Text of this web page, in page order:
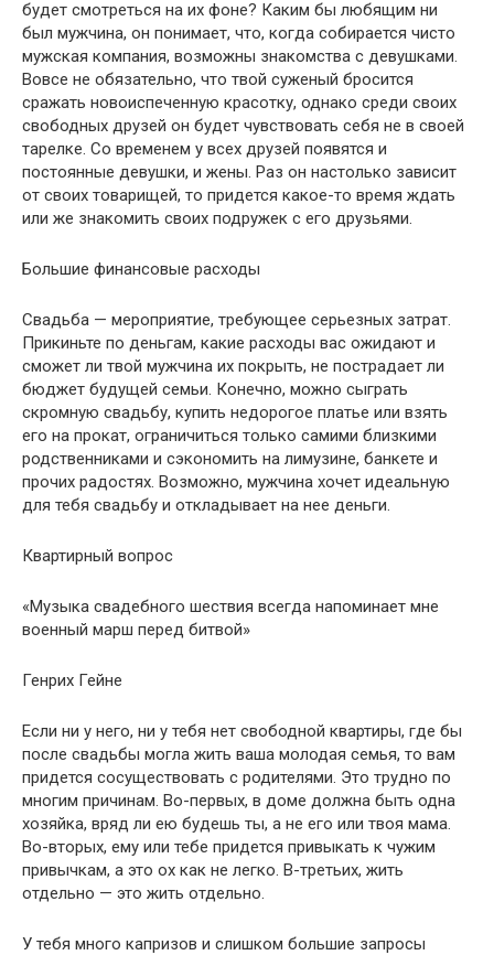
будет смотреться на их фоне? Каким бы любящим ни
был мужчина, он понимает, что, когда собирается чисто
мужская компания, возможны знакомства с девушками.
Вовсе не обязательно, что твой суженый бросится
сражать новоиспеченную красотку, однако среди своих
свободных друзей он будет чувствовать себя не в своей
тарелке. Со временем у всех друзей появятся и
постоянные девушки, и жены. Раз он настолько зависит
от своих товарищей, то придется какое-то время ждать
или же знакомить своих подружек с его друзьями.
Большие финансовые расходы
Свадьба — мероприятие, требующее серьезных затрат.
Прикиньте по деньгам, какие расходы вас ожидают и
сможет ли твой мужчина их покрыть, не пострадает ли
бюджет будущей семьи. Конечно, можно сыграть
скромную свадьбу, купить недорогое платье или взять
его на прокат, ограничиться только самими близкими
родственниками и сэкономить на лимузине, банкете и
прочих радостях. Возможно, мужчина хочет идеальную
для тебя свадьбу и откладывает на нее деньги.
Квартирный вопрос
«Музыка свадебного шествия всегда напоминает мне
военный марш перед битвой»
Генрих Гейне
Если ни у него, ни у тебя нет свободной квартиры, где бы
после свадьбы могла жить ваша молодая семья, то вам
придется сосуществовать с родителями. Это трудно по
многим причинам. Во-первых, в доме должна быть одна
хозяйка, вряд ли ею будешь ты, а не его или твоя мама.
Во-вторых, ему или тебе придется привыкать к чужим
привычкам, а это ох как не легко. В-третьих, жить
отдельно — это жить отдельно.
У тебя много капризов и слишком большие запросы